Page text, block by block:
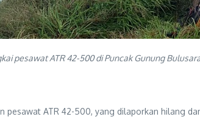
pesawat ATR 42-500 di Puncak Gunung
pesawat ATR 42-500, yang dilaporkan hilang